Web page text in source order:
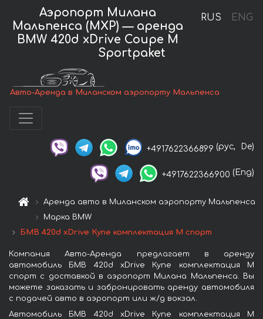
RUS ENG
Аэропорт Милана
Мальпенса (MXP) — аренда
BMW 420d xDrive Coupe M
Sportpaket
Авто-Аренда в Миланском аэропорту Мальпенса
+4917622366899 (рус, De)
+4917622366900 (Eng)
Аренда авто в Миланском аэропорту Мальпенса
Марка BMW
БМВ 420d xDrive Купе комплектация М спорт
Компания Авто-Аренда предлагает в аренду
автомобиль БМВ 420d xDrive Купе комплектация М
спорт с доставкой в аэропорт Милана Мальпенса. Вы
можете заказать и забронировать аренду автомобиля
с подачей авто в аэропорт или ж/д вокзал.
Автомобиль БМВ 420d xDrive Купе комплектация М